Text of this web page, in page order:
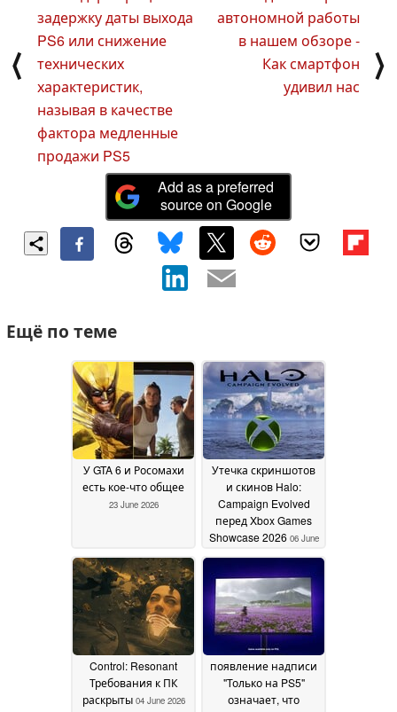
⟨
задержку даты выхода
PS6 или снижение
технических
характеристик,
называя в качестве
фактора медленные
продажи PS5
автономной работы
в нашем обзоре -
Как смартфон
удивил нас
⟩
Add as a preferred
source on Google
Ещё по теме
У GTA 6 и Росомахи
есть кое-что общее
23 June 2026
Утечка скриншотов
и скинов Halo:
Campaign Evolved
перед Xbox Games
Showcase 2026 06 June
2026
Control: Resonant
Требования к ПК
раскрыты 04 June 2026
появление надписи
"Только на PS5"
означает, что